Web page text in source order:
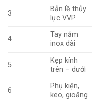
3
Bản lề thủy
lực VVP
4
Tay nắm
inox dài
5
Kẹp kính
trên – dưới
6
Phụ kiện,
keo, gioăng